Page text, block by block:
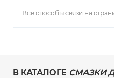
Все способы связи на
В КАТАЛОГЕ СМАЗКИ